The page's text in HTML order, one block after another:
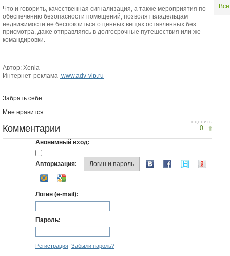
Что и говорить, качественная сигнализация, а также мероприятия по
обеспечению безопасности помещений, позволят владельцам
недвижимости не беспокоиться о ценных вещах оставленных без
присмотра, даже отправляясь в долгосрочные путешествия или же
командировки.
Автор: Xenia
Интернет-реклама www.adv-vip.ru
Забрать себе:
Мне нравится:
оценить
0
Комментарии
Анонимный вход:
Авторизация: Логин и пароль
Логин (e-mail):
Пароль:
Регистрация Забыли пароль?